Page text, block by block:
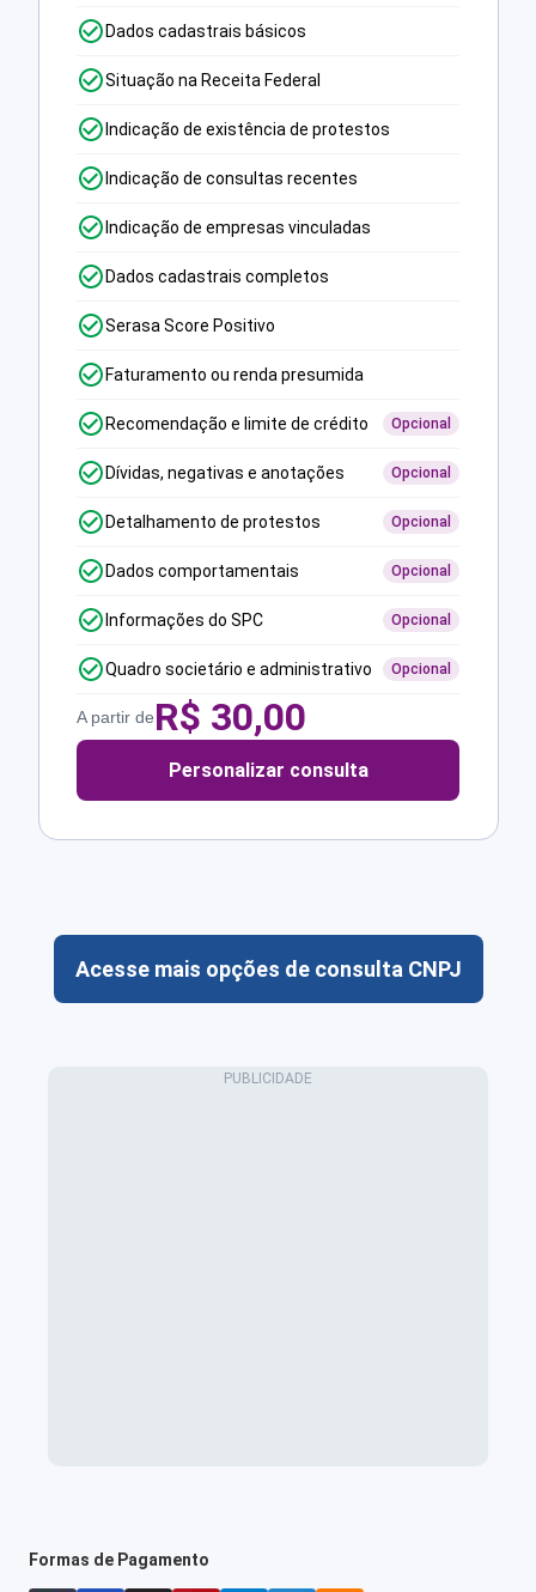
Dados cadastrais básicos
Situação na Receita Federal
Indicação de existência de protestos
Indicação de consultas recentes
Indicação de empresas vinculadas
Dados cadastrais completos
Serasa Score Positivo
Faturamento ou renda presumida
Recomendação e limite de crédito Opcional
Dívidas, negativas e anotações Opcional
Detalhamento de protestos Opcional
Dados comportamentais Opcional
Informações do SPC Opcional
Quadro societário e administrativo Opcional
A partir deR$ 30,00
Personalizar consulta
Acesse mais opções de consulta CNPJ
Formas de Pagamento